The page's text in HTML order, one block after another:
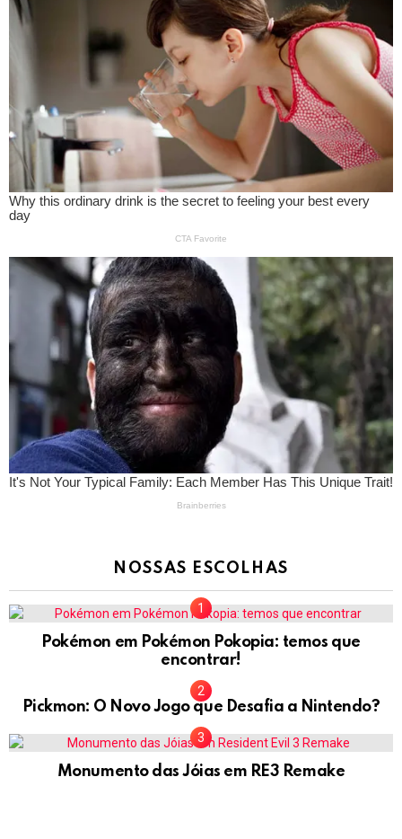
NOSSAS ESCOLHAS
Pokémon em Pokémon Pokopia: temos que
encontrar!
Pickmon: O Novo Jogo que Desafia a Nintendo?
Monumento das Jóias em RE3 Remake